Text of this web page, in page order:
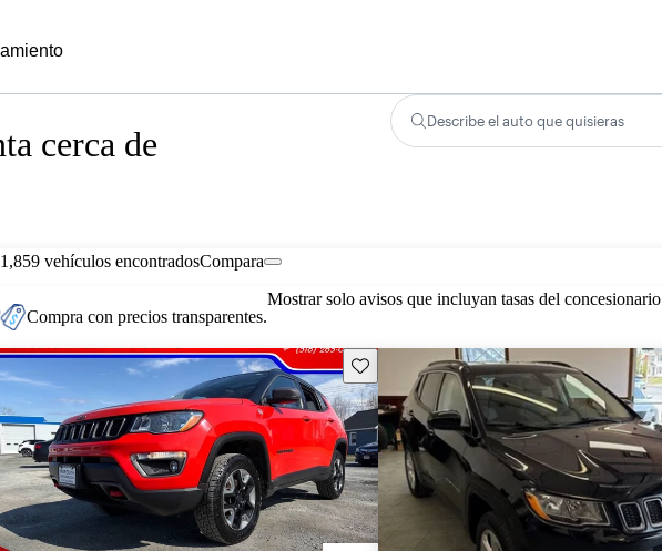
cerca de
Describe el auto que quisieras
1,859 vehículos encontradosCompara
Compra con precios transparentes.
Mostrar solo avisos que incluyan tasas del concesionario
Guarda este Aviso